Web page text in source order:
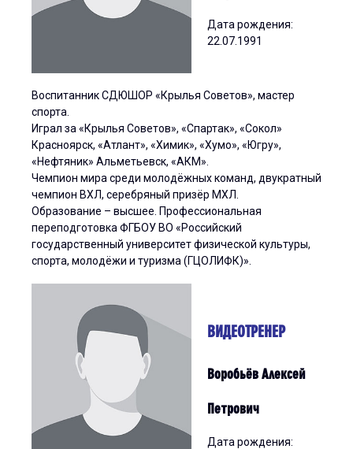
Дата рождения:
22.07.1991
Воспитанник СДЮШОР «Крылья Советов», мастер
спорта.
Играл за «Крылья Советов», «Спартак», «Сокол»
Красноярск, «Атлант», «Химик», «Хумо», «Югру»,
«Нефтяник» Альметьевск, «АКМ».
Чемпион мира среди молодёжных команд, двукратный
чемпион ВХЛ, серебряный призёр МХЛ.
Образование – высшее. Профессиональная
переподготовка ФГБОУ ВО «Российский
государственный университет физической культуры,
спорта, молодёжи и туризма (ГЦОЛИФК)».
ВИДЕОТРЕНЕР
Воробьёв Алексей
Петрович
Дата рождения: